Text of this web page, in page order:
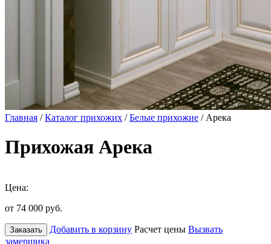
Главная /Каталог прихожих /Белые прихожие / Арека
Прихожая Арека
Цена:
от 74 000 руб.
Заказать Добавить в корзину Расчет цены Вызвать
замерщика